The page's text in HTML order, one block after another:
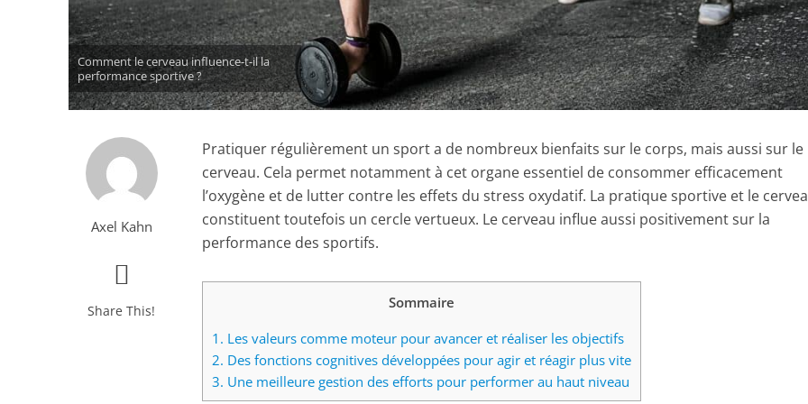
Comment le cerveau influence-t-il la
performance sportive ?
Axel Kahn
Share This!
Pratiquer régulièrement un sport a de nombreux bienfaits sur le corps, mais aussi sur le
cerveau. Cela permet notamment à cet organe essentiel de consommer efficacement
l’oxygène et de lutter contre les effets du stress oxydatif. La pratique sportive et le
constituent toutefois un cercle vertueux. Le cerveau influe aussi positivement sur la
performance des sportifs.
Sommaire
1. Les valeurs comme moteur pour avancer et réaliser les objectifs
2. Des fonctions cognitives développées pour agir et réagir plus vite
3. Une meilleure gestion des efforts pour performer au haut niveau